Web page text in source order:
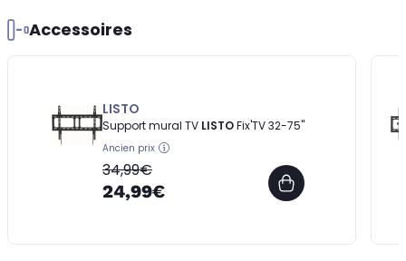
Accessoires
LISTO
Support mural TV LISTOFix'TV 32-75''
Ancien prix
34,99€
24,99€